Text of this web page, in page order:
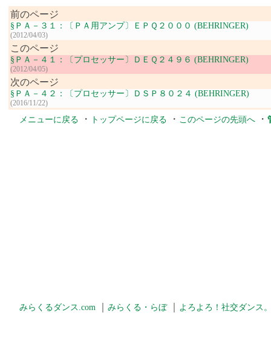
前のページ
§ＰＡ－３１：〔ＰＡ用アンプ〕ＥＰＱ２０００ (BEHRINGER)
(2012/04/03)
このページ
§ＰＡ－４１：〔プロセッサー〕ＤＥＱ２４９６ (BEHRINGER)
(2012/04/05)
次のページ
§ＰＡ－４２：〔プロセッサー〕ＤＳＰ８０２４ (BEHRINGER)
(2016/11/22)
メニューに戻る ・ トップページに戻る ・ このページの先頭へ ・
みらくるダンス.com みらくる・らぼ｜ よろよろ！社交ダンス